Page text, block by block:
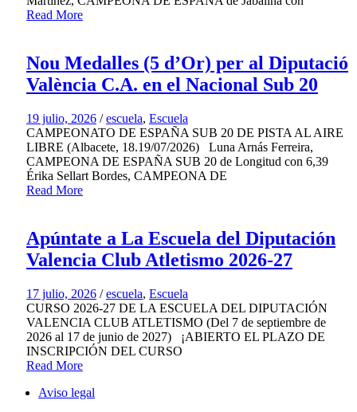
Read More
Nou Medalles (5 d’Or) per al Diputació
València C.A. en el Nacional Sub 20
19 julio, 2026 / escuela, Escuela
CAMPEONATO DE ESPAÑA SUB 20 DE PISTA AL AIRE
LIBRE (Albacete, 18.19/07/2026) Luna Arnás Ferreira,
CAMPEONA DE ESPAÑA SUB 20 de Longitud con 6,39
Érika Sellart Bordes, CAMPEONA DE
Read More
Apúntate a La Escuela del Diputación
Valencia Club Atletismo 2026-27
17 julio, 2026 / escuela, Escuela
CURSO 2026-27 DE LA ESCUELA DEL DIPUTACIÓN
VALENCIA CLUB ATLETISMO (Del 7 de septiembre de
2026 al 17 de junio de 2027) ¡ABIERTO EL PLAZO DE
INSCRIPCIÓN DEL CURSO
Read More
Aviso legal